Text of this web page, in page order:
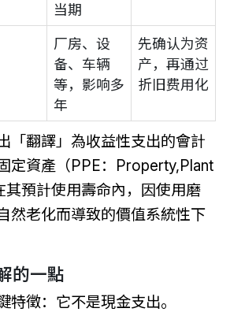
当期
厂房、设
备、车辆
等，影响多
年
先确认为资
产，再通过
折旧费用化
「翻譯」為收益性支出的會計
定資產（PPE：Property,Plant
其預計使用壽命內，因使用磨
然老化而導致的價值系統性下
的一點
特徵：它不是現金支出。